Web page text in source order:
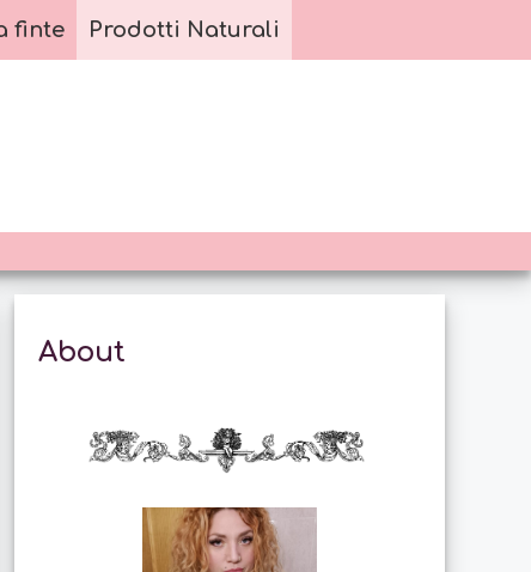
finte Prodotti Naturali
About